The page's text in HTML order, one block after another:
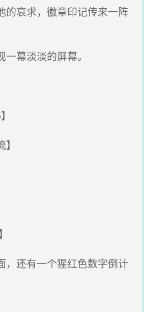
哀求，徽章印记传来一阵
幕淡淡的屏幕。
还有一个猩红色数字倒计